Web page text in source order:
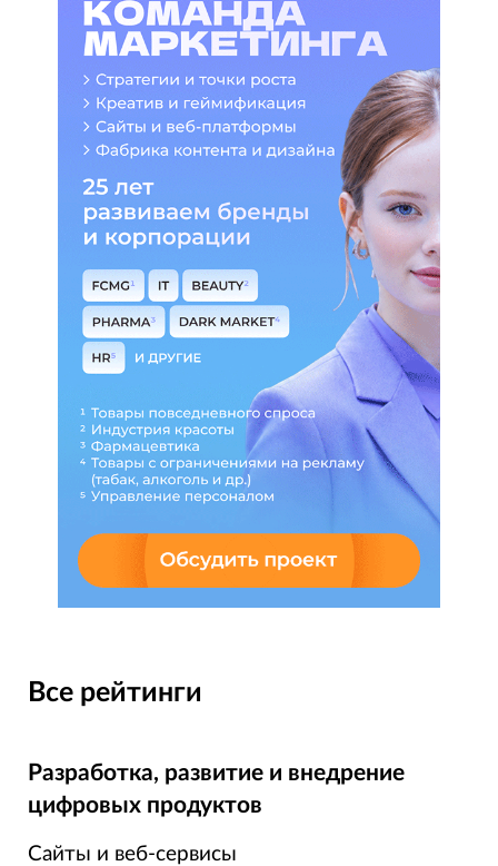
следует воспользоваться фильтрами. С их
помощью можно строить подрейтинги агентств
относительно их географического расположения,
специализаций на типе проектов,
предоставляемых услугах и отраслях
деятельности заказчиков.
Все рейтинги
Разработка, развитие и внедрение
цифровых продуктов
Сайты и веб-сервисы